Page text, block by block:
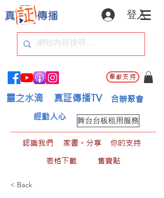
登入
奉獻支持
靈之水滴 真証傳播TV 合辦聚會
舞台台板租用服務
經動人心
認識我們 家書。分享
你的支持
表格下載
售賣點
< Back